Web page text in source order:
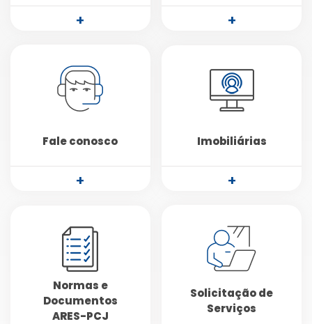
+ +
Fale conosco
+
Imobiliárias
+
Normas e
Documentos
ARES-PCJ
Solicitação de
Serviços